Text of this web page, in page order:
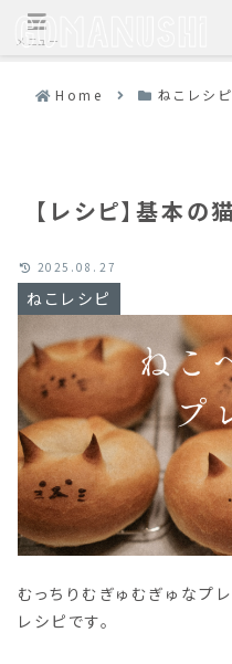
Home ねこレシピ
【レシピ】基本の
ねこレシピ
2025.08.27
むっちりむぎゅむぎゅなプ
レシピです。
メニュー